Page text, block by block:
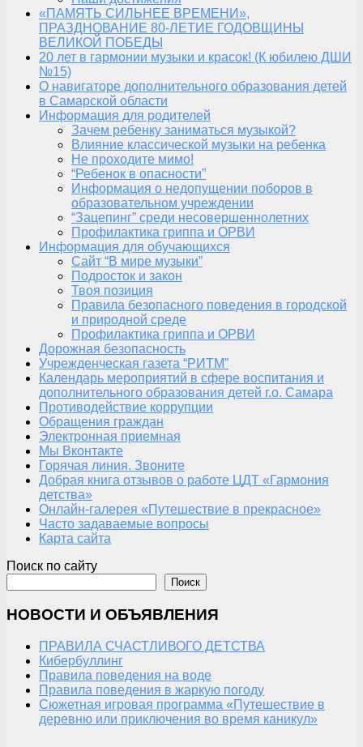
«ПАМЯТЬ СИЛЬНЕЕ ВРЕМЕНИ»,
ПРАЗДНОВАНИЕ 80-ЛЕТИЕ ГОДОВЩИНЫ
ВЕЛИКОЙ ПОБЕДЫ
20 лет в гармонии музыки и красок! (К юбилею ДШИ
№15)
О навигаторе дополнительного образования детей
в Самарской области
Информация для родителей
Зачем ребенку заниматься музыкой?
Влияние классической музыки на ребенка
Не проходите мимо!
“Ребенок в опасности”
Информация о недопущении поборов в
образовательном учреждении
“Зацепинг” среди несовершеннолетних
Профилактика гриппа и ОРВИ
Информация для обучающихся
Сайт “В мире музыки”
Подросток и закон
Твоя позиция
Правила безопасного поведения в городской
и природной среде
Профилактика гриппа и ОРВИ
Дорожная безопасность
Учрежденческая газета “РИТМ”
Календарь мероприятий в сфере воспитания и
дополнительного образования детей г.о. Самара
Противодействие коррупции
Обращения граждан
Электронная приемная
Мы Вконтакте
Горячая линия. Звоните
Добрая книга отзывов о работе ЦДТ «Гармония
детства»
Онлайн-галерея «Путешествие в прекрасное»
Часто задаваемые вопросы
Карта сайта
Поиск по сайту
Поиск
НОВОСТИ И ОБЪЯВЛЕНИЯ
ПРАВИЛА СЧАСТЛИВОГО ДЕТСТВА
Кибербуллинг
Правила поведения на воде
Правила поведения в жаркую погоду
Сюжетная игровая программа «Путешествие в
деревню или приключения во время каникул»